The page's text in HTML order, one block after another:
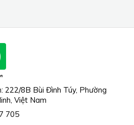
222/8B Bùi Đình Túy, Phường
Việt Nam
705